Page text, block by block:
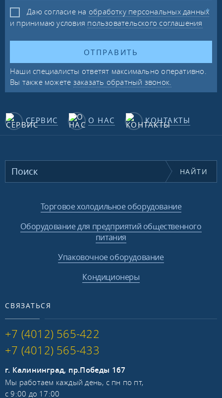
Даю согласие на обработку персональных данных
и принимаю условия пользовательского соглашения
ОТПРАВИТЬ
Наши специалисты ответят максимально оперативно.
Вы также можете заказать обратный звонок.
СЕРВИС О НАС КОНТАКТЫ
НАЙТИ
Торговое холодильное оборудование
Оборудование для предприятий общественного
питания
Упаковочное оборудование
Кондиционеры
СВЯЗАТЬСЯ
+7 (4012) 565-422
+7 (4012) 565-433
г. Калининград, пр.Победы 167
Мы работаем каждый день, с пн по пт,
с 9:00 до 17:00